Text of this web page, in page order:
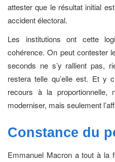
attester que le résultat initial
accident électoral.
Les institutions ont cette
cohérence. On peut contester
seconds ne s’y rallient pas,
restera telle qu’elle est. Et y
recours à la
moderniser, mais seulement
Constance du
Emmanuel Macron a tout à la